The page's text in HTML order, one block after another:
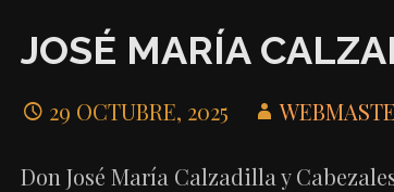
JOSÉ MARÍA
29 OCTUBRE, 2025
Don José María Calzadilla y